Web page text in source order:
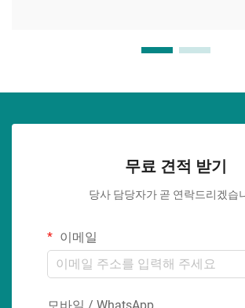
무료 견적 받기
당사 담당자가 곧 연락드리겠습
이메일